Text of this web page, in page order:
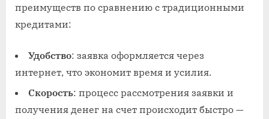
преимуществ по сравнению с традиционными
кредитами:
Удобство: заявка оформляется через
интернет, что экономит время и усилия.
Скорость: процесс рассмотрения заявки и
получения денег на счет происходит быстро —